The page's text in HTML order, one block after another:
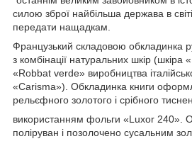
силою зброї найбільша держава в
передати нащадкам.
Французький складовою обкладинка
з комбінації натуральних шкір
«Robbat verde» виробництва
«Carisma»). Обкладинка книги
рельєфного золотого і срібного
використанням фольги «Luxor 240».
поліруван і позолочено сусальним